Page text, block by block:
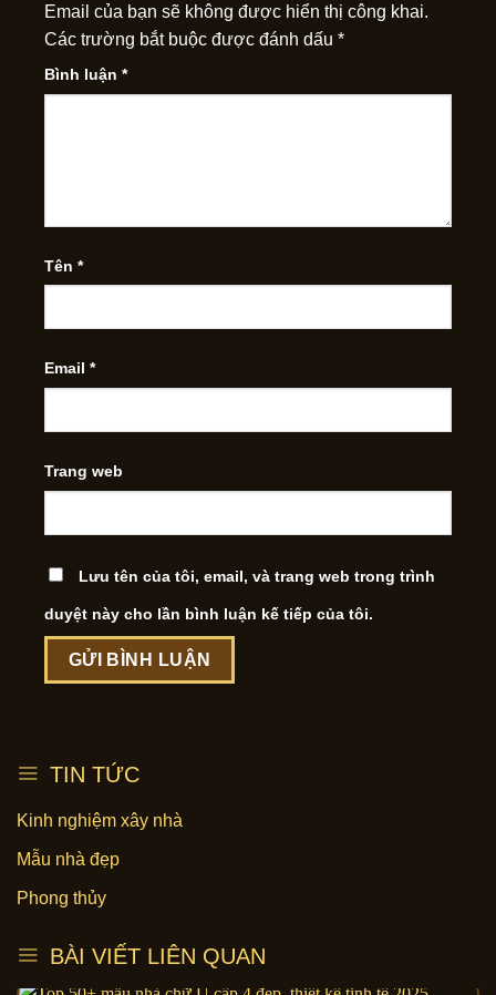
Email của bạn sẽ không được hiển thị công khai.
Các trường bắt buộc được đánh dấu *
Bình luận *
Tên *
Email *
Trang web
Lưu tên của tôi, email, và trang web trong trình
duyệt này cho lần bình luận kế tiếp của tôi.
TIN TỨC
Kinh nghiệm xây nhà
Mẫu nhà đẹp
Phong thủy
BÀI VIẾT LIÊN QUAN